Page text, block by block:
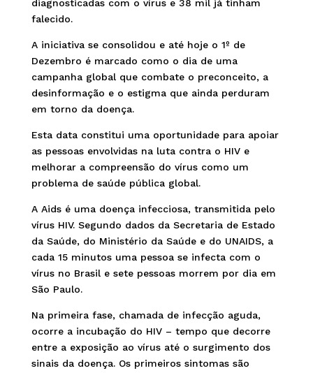
diagnosticadas com o vírus e 38 mil já tinham
falecido.
A iniciativa se consolidou e até hoje o 1º de
Dezembro é marcado como o dia de uma
campanha global que combate o preconceito, a
desinformação e o estigma que ainda perduram
em torno da doença.
Esta data constitui uma oportunidade para apoiar
as pessoas envolvidas na luta contra o HIV e
melhorar a compreensão do vírus como um
problema de saúde pública global.
A Aids é uma doença infecciosa, transmitida pelo
vírus HIV. Segundo dados da Secretaria de Estado
da Saúde, do Ministério da Saúde e do UNAIDS, a
cada 15 minutos uma pessoa se infecta com o
vírus no Brasil e sete pessoas morrem por dia em
São Paulo.
Na primeira fase, chamada de infecção aguda,
ocorre a incubação do HIV – tempo que decorre
entre a exposição ao vírus até o surgimento dos
sinais da doença. Os primeiros sintomas são